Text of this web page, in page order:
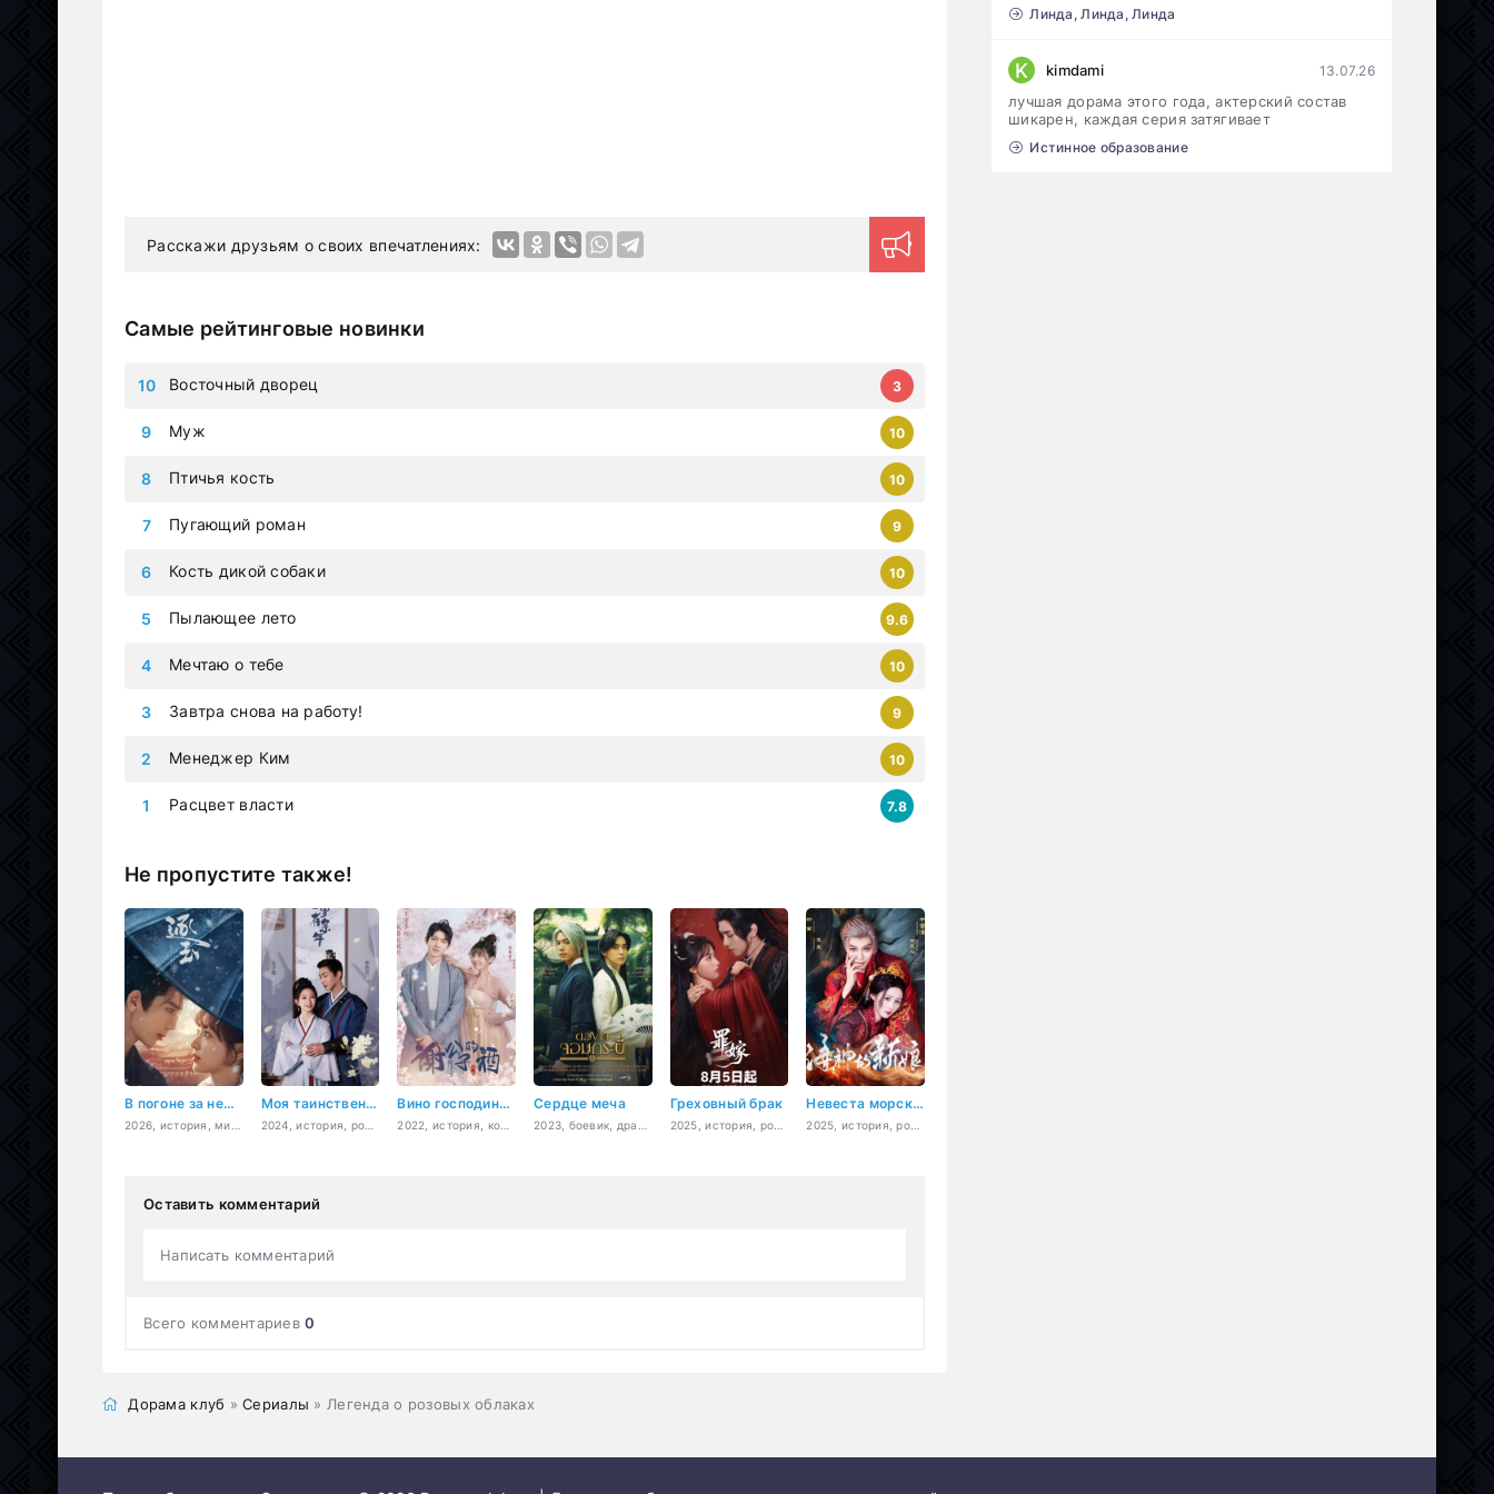
Расскажи друзьям о своих впечатлениях:
Самые рейтинговые новинки
Расцвет власти 7.8
Менеджер Ким 10
Завтра снова на работу! 9
Мечтаю о тебе 10
Пылающее лето 9.6
Кость дикой собаки 10
Пугающий роман 9
Птичья кость 10
Муж 10
Восточный дворец 3
Не пропустите также!
В погоне за нефритом Моя таинственная жена Вино господина Се Сердце меча Греховный брак Невеста морского бога
Оставить комментарий
Написать комментарий
Всего комментариев0
Дорама клуб »Сериалы » Легенда о розовых облаках
Линда, Линда, Линда
K kimdami 13.07.26
лучшая дорама этого года, актерский состав
шикарен, каждая серия затягивает
Истинное образование